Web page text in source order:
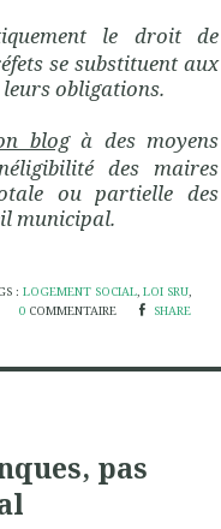
le droit de
se substituent aux
obligations.
blogà des moyens
des maires
ou partielle des
municipal.
:LOGEMENT SOCIAL,LOI SRU,
0 COMMENTAIRE SHARE
pas